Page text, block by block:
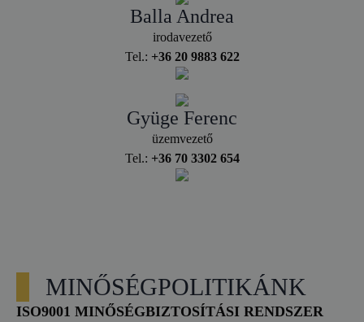
Balla Andrea
irodavezető
Tel.: +36 20 9883 622
Gyüge Ferenc
üzemvezető
Tel.: +36 70 3302 654
MINŐSÉGPOLITIKÁNK
ISO9001 MINŐSÉGBIZTOSÍTÁSI RENDSZER